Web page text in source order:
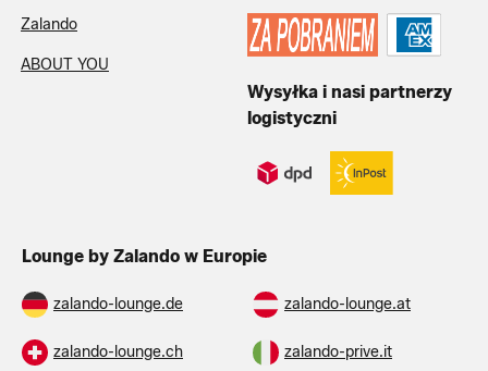
Zalando
ABOUT YOU
Wysyłka i nasi partnerzy
logistyczni
Lounge by Zalando w Europie
zalando-lounge.de zalando-lounge.at
zalando-lounge.ch zalando-prive.it